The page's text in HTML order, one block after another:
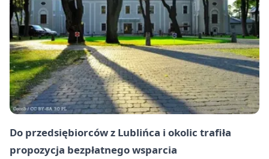
Do przedsiębiorców z Lublińca i okolic trafiła
propozycja bezpłatnego wsparcia